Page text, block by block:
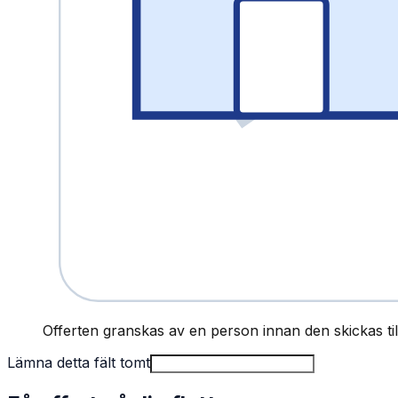
Offerten granskas av en person innan den skickas
Lämna detta fält tomt